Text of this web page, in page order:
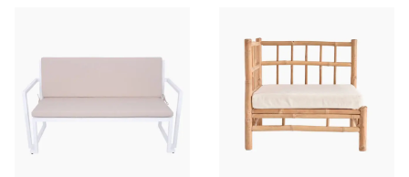
plusieurs
variations.
options
peuvent